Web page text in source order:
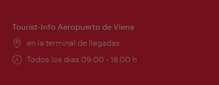
Tourist-Info Aeropuerto de Viena
Lugar:
en la terminal de llegadas
Horarios
Todos los días 09:00 - 18:00 h